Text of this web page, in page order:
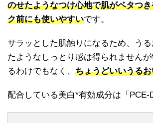
のせたようなつけ心地で肌がベタつ
ク前にも使いやすいです。
サラッとした肌触りになるため、う
たようなしっとり感は得られません
るわけでもなく、 ちょうどいいうる
配合している美白*有効成分は「PCE-